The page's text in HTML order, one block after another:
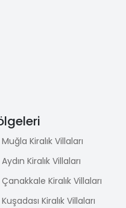
Muğla Kiralık Villaları
Aydın Kiralık Villaları
Çanakkale Kiralık Villaları
Kuşadası Kiralık Villaları